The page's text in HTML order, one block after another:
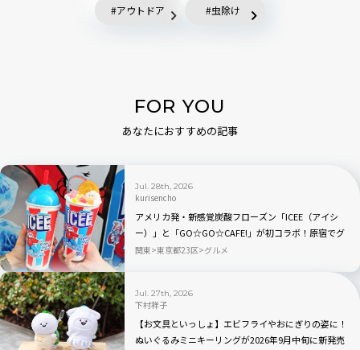
アウトドア 虫除け
FOR YOU
あなたにおすすめの記事
Jul. 28th, 2026
kurisencho
アメリカ発・新感覚炭酸フローズン「ICEE（アイシ
ー）」と「GO☆GO☆CAFE!」が初コラボ！原宿でグ
ミてんこもりのドリンクをチェック
関東 東京都23区 グルメ
Jul. 27th, 2026
下村祥子
【お文具といっしょ】エビフライやおにぎりの姿に！
ぬいぐるみミニキーリングが2026年9月中旬に新発売